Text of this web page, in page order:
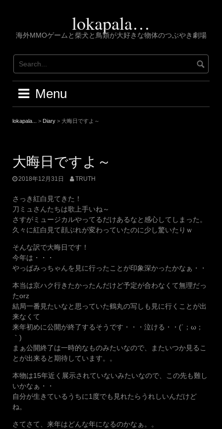
lokapala…
海外MMOゲームと柴犬と鳥類が大好きな物体のつぶやき劇場
Menu
lokapala... > Diary > 大晦日ですよ～
大晦日ですよ～
2018年12月31日 TRUTH
さっき紅白見てきた！
刀ミュさんたちは歌上手いね～
さすがミュージカルやってるだけあるなと感心してしまった。
久々に紅白見て顔ぶれが変わっていたのに少し驚いたりｗ
そんな訳で大晦日です！
今年は・・・
やっぱみっちゃんを見に行ったことが印象深かったかなぁ・・
本当は京ハク行きたかったんだけど予定が合わなくて無理だっ
たorz
結局一番見たいなと思っていた鶴丸の写しも見に行くことが出
来なくて
来年初めに公開が終了するそうです・・・泣ける・・(´；ω；
｀)
まぁ公開終了は一時的なものみたいなので、またいつか見るこ
とが出来ると期待しています。。
本物は15年近く展示されていないみたいなので、この先も難し
いかなぁ・・
自分が生きているうちに1度でも見れたらうれしいんだけど
ね。
さてさて、来年はどんな年になるのかなぁ。。